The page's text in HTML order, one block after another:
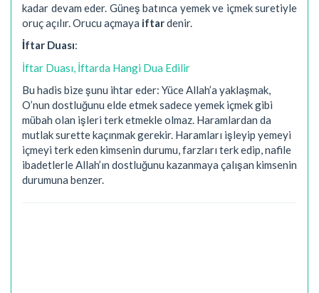
kadar devam eder. Güneş batınca yemek ve içmek suretiyle
oruç açılır. Orucu açmaya iftardenir.
İftar Duası:
İftar Duası, İftarda Hangi Dua Edilir
Bu hadis bize şunu ihtar eder: Yüce Allah’a yaklaşmak,
O’nun dostluğunu elde etmek sadece yemek içmek gibi
mübah olan işleri terk etmekle olmaz. Haramlardan da
mutlak surette kaçınmak gerekir. Haramları işleyip yemeyi
içmeyi terk eden kimsenin durumu, farzları terk edip, nafile
ibadetlerle Allah’ın dostluğunu kazanmaya çalışan kimsenin
durumuna benzer.